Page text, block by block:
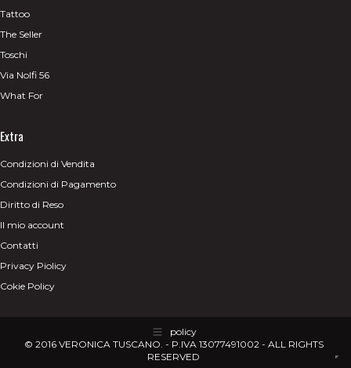
Tattoo
The Seller
Toschi
Via Nolfi 56
What For
Extra
Condizioni di Vendita
Condizioni di Pagamento
Diritto di Reso
Il mio account
Contatti
Privacy Piolicy
Cokie Policy
policy
© 2016 VERONICA TUSCANO. - P.IVA 13077491002 - ALL RIGHTS
RESERVED